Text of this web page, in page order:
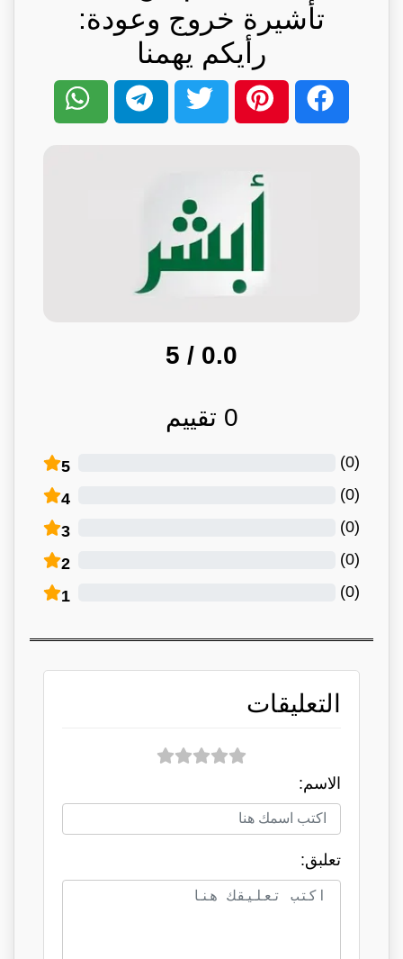
تأشيرة خروج وعودة:
رأيكم يهمنا
0.0
/ 5
0 تقييم
5 (
0
)
4 (
0
)
3 (
0
)
2 (
0
)
1 (
0
)
التعليقات
الاسم:
تعلبق: